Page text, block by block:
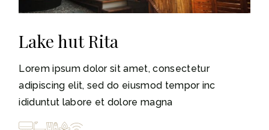
Lake hut Rita
Lorem ipsum dolor sit amet, consectetur
adipiscing elit, sed do eiusmod tempor inc
ididuntut labore et dolore magna